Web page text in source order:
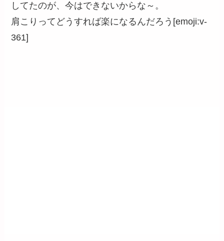
してたのが、今はできないからな～。
肩こりってどうすれば楽になるんだろう[emoji:v-
361]